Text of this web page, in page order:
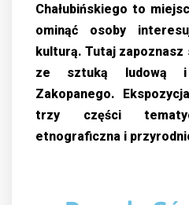
Chałubińskiego to
ominąć osoby
kulturą. Tutaj
ze sztuką ludową i
Zakopanego.
trzy części
etnograficzna i